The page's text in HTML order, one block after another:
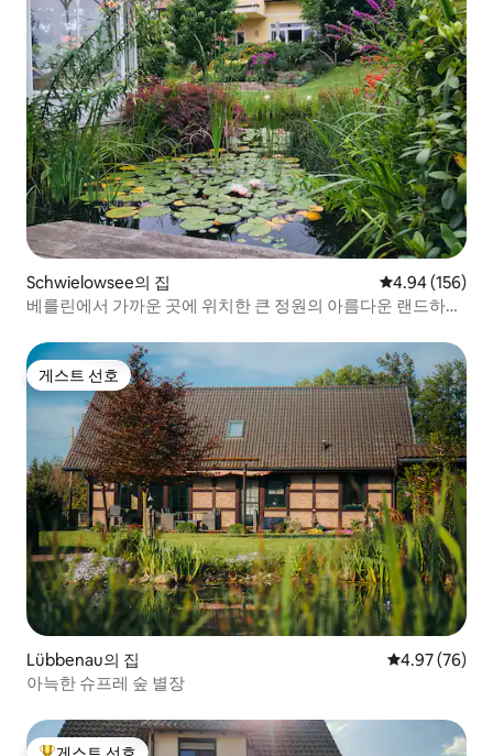
Schwielowsee의 집 평점 4.94점(5
4.94 (156)
베를린에서 가까운 곳에 위치한 큰 정원의 아름다운 랜드하우
게스트 선호
게스트 선호
Lübbenau의 집 평점 4.97점(5
4.97 (76)
아늑한 슈프레 숲 별장